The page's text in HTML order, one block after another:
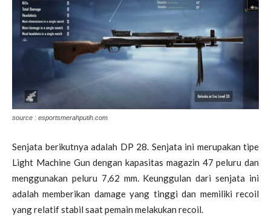
source : esportsmerahputih.com
Senjata berikutnya adalah DP 28. Senjata ini merupakan tipe
Light Machine Gun dengan kapasitas magazin 47 peluru dan
menggunakan peluru 7,62 mm. Keunggulan dari senjata ini
adalah memberikan damage yang tinggi dan memiliki recoil
yang relatif stabil saat pemain melakukan recoil.